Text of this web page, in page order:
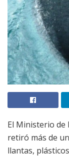
El Ministerio de
retiró más de
llantas,